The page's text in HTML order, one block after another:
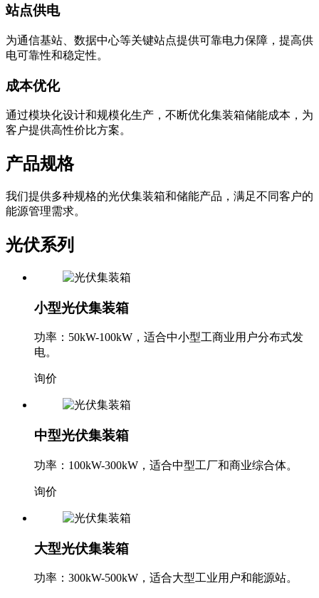
站点供电
为通信基站、数据中心等关键站点提供可靠电力保障，提高供
电可靠性和稳定性。
成本优化
通过模块化设计和规模化生产，不断优化集装箱储能成本，为
客户提供高性价比方案。
产品规格
我们提供多种规格的光伏集装箱和储能产品，满足不同客户的
能源管理需求。
光伏系列
小型光伏集装箱
功率：50kW-100kW，适合中小型工商业用户分布式发
电。
询价
中型光伏集装箱
功率：100kW-300kW，适合中型工厂和商业综合体。
询价
大型光伏集装箱
功率：300kW-500kW，适合大型工业用户和能源站。